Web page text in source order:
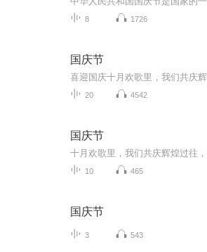
8 1726
国庆节
20 4542
国庆节
10 465
国庆节
3 543